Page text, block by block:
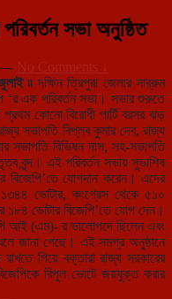
সভা অনুষ্ঠিত
— No Comments ↓
৷৷ দক্ষিন ত্রিপুরা জেলার সাব্রুম
‘র এক পরিবর্তন সভা। সভার শুরুতে
কোনো বিরোধী পার্টি বরসর ঝড়
সভাপতি বিপ্লব কুমার দেব, রাজ্য
সভাপতি বিভিষন দাস, সহ-সভাপতি
বৃন্দ। এই পরিবর্তন সভায় সুভাশিষ
বিজেপি’তে যোগদান করেন। এদের
ভোটার, কংগ্রেস থেকে ৫১০
১৮৪ ভোটার বিজেপি’তে যোগ দেন।
আই (এম)- র ভালোপদে ছিলেন এবং
জানা গেছে। এই সমগ্র অনুষ্ঠানে
গিয়ে বক্তারা রাজ্য সরকারের
বিপুল ভোটে জয়যুক্ত করার